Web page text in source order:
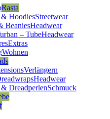
Rasta
& HoodiesStreetwear
BeaniesHeadwear
– TubeHeadwear
Extras
Wohnen
Verlängern
Headwear
DreadperlenSchmuck